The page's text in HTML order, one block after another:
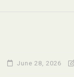
June 28, 2026